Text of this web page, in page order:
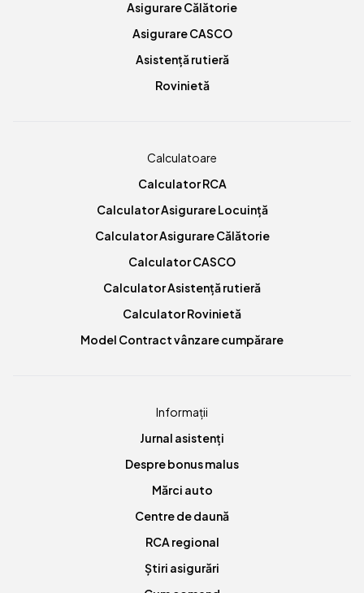
Asigurare Călătorie
Asigurare CASCO
Asistență rutieră
Rovinietă
Calculatoare
Calculator RCA
Calculator Asigurare Locuință
Calculator Asigurare Călătorie
Calculator CASCO
Calculator Asistență rutieră
Calculator Rovinietă
Model Contract vânzare cumpărare
Informații
Jurnal asistenți
Despre bonus malus
Mărci auto
Centre de daună
RCA regional
Știri asigurări